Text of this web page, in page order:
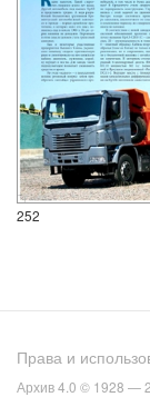
252
Права и
Архив 4.0 © 1928 —